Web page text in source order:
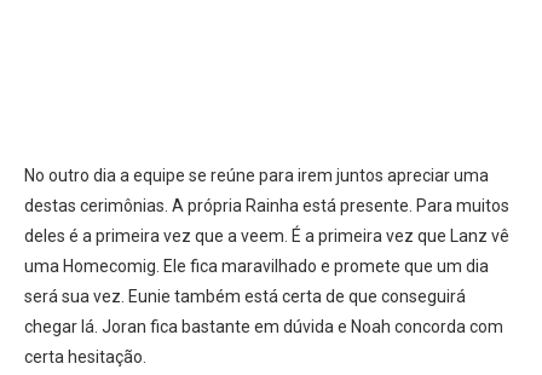
No outro dia a equipe se reúne para irem juntos apreciar uma
destas cerimônias. A própria Rainha está presente. Para muitos
deles é a primeira vez que a veem. É a primeira vez que Lanz vê
uma Homecomig. Ele fica maravilhado e promete que um dia
será sua vez. Eunie também está certa de que conseguirá
chegar lá. Joran fica bastante em dúvida e Noah concorda com
certa hesitação.